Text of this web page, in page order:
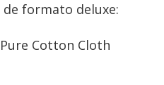
formato deluxe:
Cotton Cloth